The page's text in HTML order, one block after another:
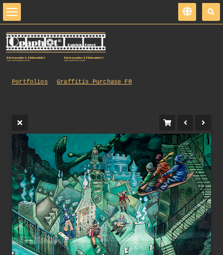
Portfolios
Graffitis_Purchase_FR